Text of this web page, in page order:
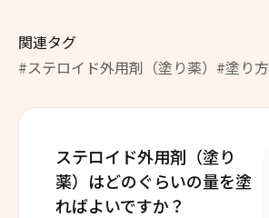
関連タグ
#ステロイド外用剤（塗り薬） #塗り方
ステロイド外用剤（塗り
薬）はどのぐらいの量を塗
ればよいですか？